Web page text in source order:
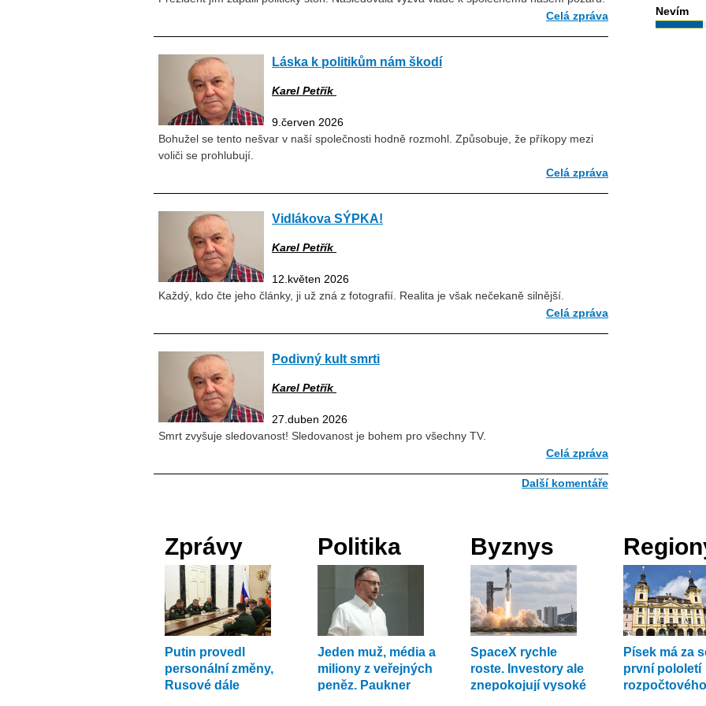
Celá zpráva
Láska k politikům nám škodí
Karel Petřík
9.červen 2026
Bohužel se tento nešvar v naší společnosti hodně rozmohl. Způsobuje, že příkopy mezi
voliči se prohlubují.
Celá zpráva
Vidlákova SÝPKA!
Karel Petřík
12.květen 2026
Každý, kdo čte jeho články, ji už zná z fotografií. Realita je však nečekaně silnější.
Celá zpráva
Podivný kult smrti
Karel Petřík
27.duben 2026
Smrt zvyšuje sledovanost! Sledovanost je bohem pro všechny TV.
Celá zpráva
Další komentáře
Nevím
Zprávy
Putin provedl
personální změny,
Rusové dále
Politika
Jeden muž, média a
miliony z veřejných
peněz. Paukner
Byznys
SpaceX rychle
roste. Investory ale
znepokojují vysoké
Písek má za
první pololetí